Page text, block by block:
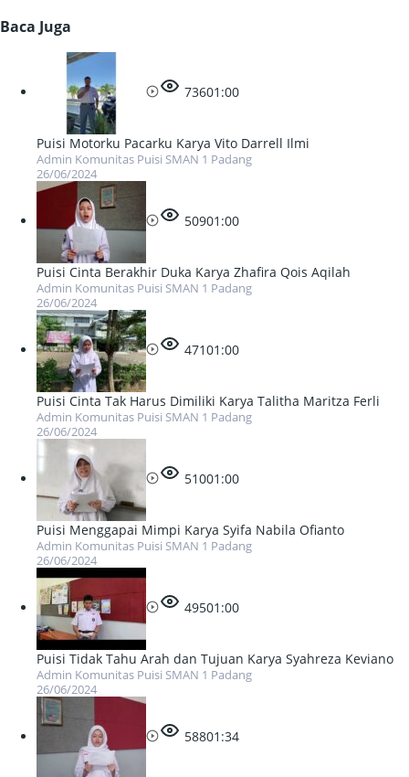
Baca Juga
73601:00
Puisi Motorku Pacarku Karya Vito Darrell Ilmi
Admin Komunitas Puisi SMAN 1 Padang
26/06/2024
50901:00
Puisi Cinta Berakhir Duka Karya Zhafira Qois Aqilah
Admin Komunitas Puisi SMAN 1 Padang
26/06/2024
47101:00
Puisi Cinta Tak Harus Dimiliki Karya Talitha Maritza Ferli
Admin Komunitas Puisi SMAN 1 Padang
26/06/2024
51001:00
Puisi Menggapai Mimpi Karya Syifa Nabila Ofianto
Admin Komunitas Puisi SMAN 1 Padang
26/06/2024
49501:00
Puisi Tidak Tahu Arah dan Tujuan Karya Syahreza Keviano
Admin Komunitas Puisi SMAN 1 Padang
26/06/2024
58801:34